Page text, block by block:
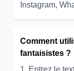
Instagram,
Comment
fantaisistes ?
1. Entrez le